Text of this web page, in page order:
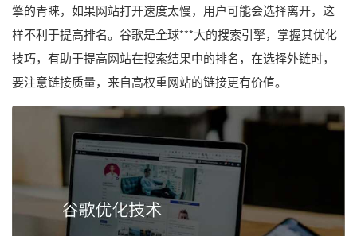
擎的青睐，如果网站打开速度太慢，用户可能会选择离开，这
样不利于提高排名。谷歌是全球***大的搜索引擎，掌握其优化
技巧，有助于提高网站在搜索结果中的排名，在选择外链时，
要注意链接质量，来自高权重网站的链接更有价值。